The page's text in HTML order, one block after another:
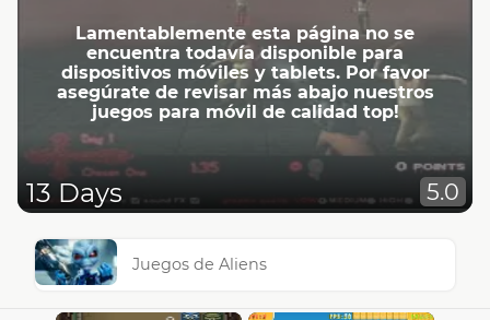
Lamentablemente esta página no se
encuentra todavía disponible para
dispositivos móviles y tablets. Por favor
asegúrate de revisar más abajo nuestros
juegos para móvil de calidad top!
13 Days 5.0
Juegos de Aliens